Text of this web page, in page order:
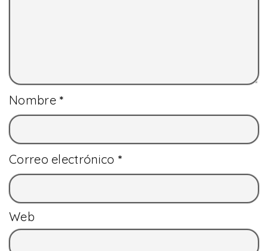
Nombre*
Correo electrónico *
Web